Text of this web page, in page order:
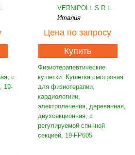
с
19-
VERNIPOLL S.R.L.
Италия
Цена по запросу
Купить
Физиотерапевтические
кушетки: Кушетка смотровая
для физиотерапии,
кардиологиии,
электролечения, деревянная,
двухсекционная, с
регулируемой спинной
секцией, 19-FP605